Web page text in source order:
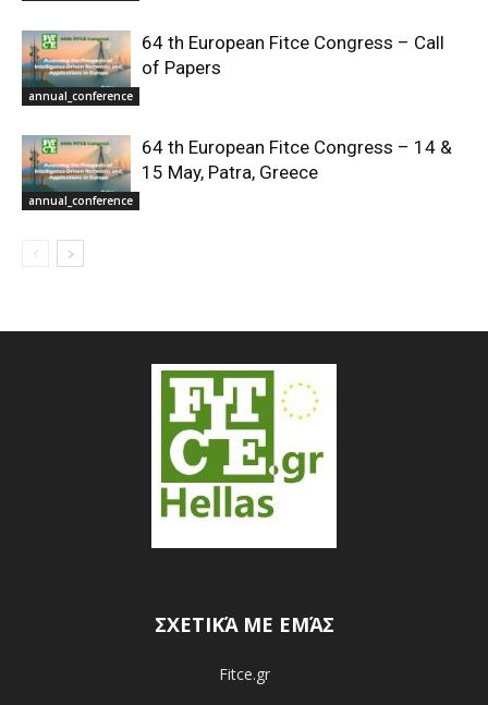
annual_conference
64 th European Fitce Congress – Call
of Papers
annual_conference
64 th European Fitce Congress – 14 &
15 May, Patra, Greece
ΣΧΕΤΙΚΆ ΜΕ ΕΜΆΣ
Fitce.gr